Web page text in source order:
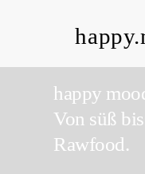
happy
Von süß
Rawfood.